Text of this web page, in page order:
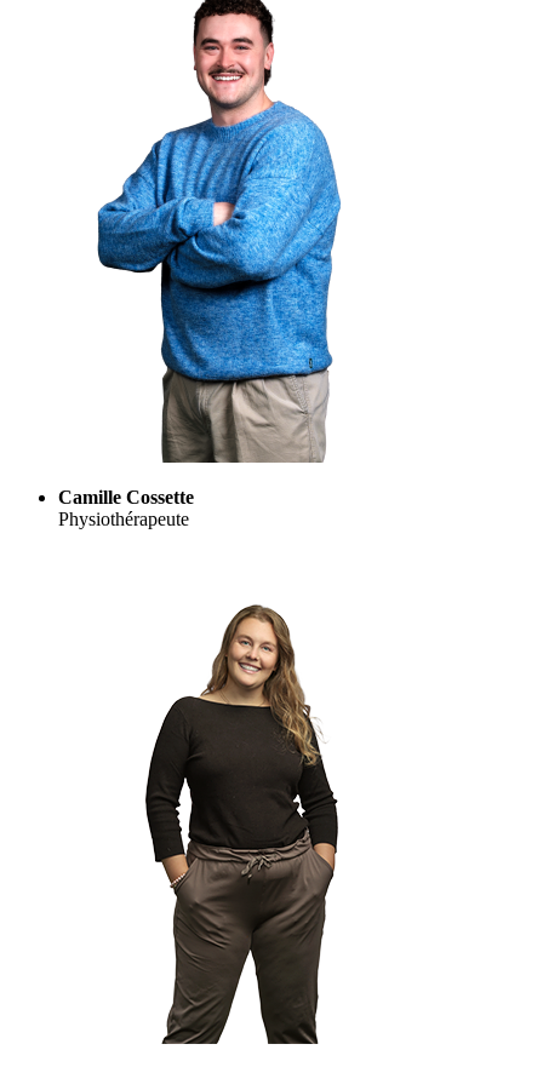
Camille Cossette
Physiothérapeute